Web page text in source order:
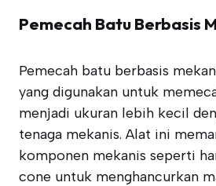
Pemecah Batu Berbasis
Pemecah batu berbasis
yang digunakan untuk
menjadi ukuran lebih kecil
tenaga mekanis. Alat ini
komponen mekanis seperti
cone untuk menghancurkan